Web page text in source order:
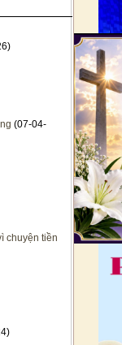
(07-04-
chuyện tiền